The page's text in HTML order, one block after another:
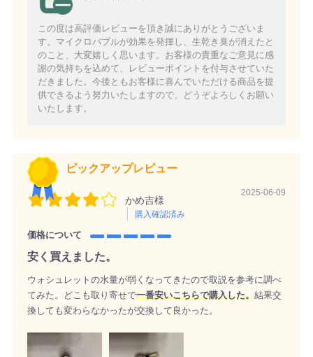
この度は高評価レビューを頂き誠にありがとうございま
す。マイクロバブルが効果を発揮し、生乾き臭が消えたと
のこと、大変嬉しく思います。お客様の貴重なご意見に感
謝の気持ちを込めて、レビューポイントを付与させていた
だきました。今後ともお客様に喜んでいただける商品を提
供できるよう努力いたしますので、どうぞよろしくお願い
いたします。
ピックアップレビュー
かめ吉様
購入確認済み
2025-06-09
価格について
安く買えました。
ウォシュレットの水量が弱くなってきたので取説を参考に調べ
てみた。どこも取り寄せで一番安いこちらで購入した。結果交
換しても変わらなかったが交換して良かった。